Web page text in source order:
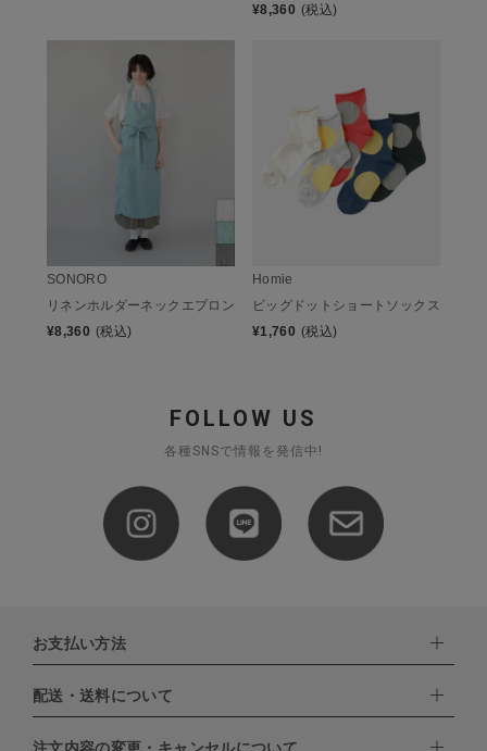
¥8,360 (税込)
SONORO
リネンホルダーネックエプロン
¥8,360 (税込)
Homie
ビッグドットショートソックス
¥1,760 (税込)
FOLLOW US
各種SNSで情報を発信中!
お支払い方法
下記お支払い方法よりお選びいただけます。
・クレジットカード（VISA,mastercard,JCB,AMERICAN
EXPRESS,Diners Club）
配送・送料について
注文内容の変更・キャンセルについて